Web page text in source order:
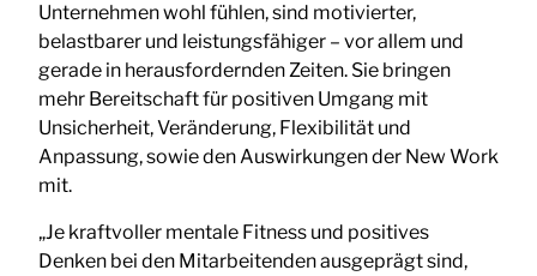
Unternehmen wohl fühlen, sind motivierter,
belastbarer und leistungsfähiger – vor allem und
gerade in herausfordernden Zeiten. Sie bringen
mehr Bereitschaft für positiven Umgang mit
Unsicherheit, Veränderung, Flexibilität und
Anpassung, sowie den Auswirkungen der New Work
mit.
„Je kraftvoller mentale Fitness und positives
Denken bei den Mitarbeitenden ausgeprägt sind,